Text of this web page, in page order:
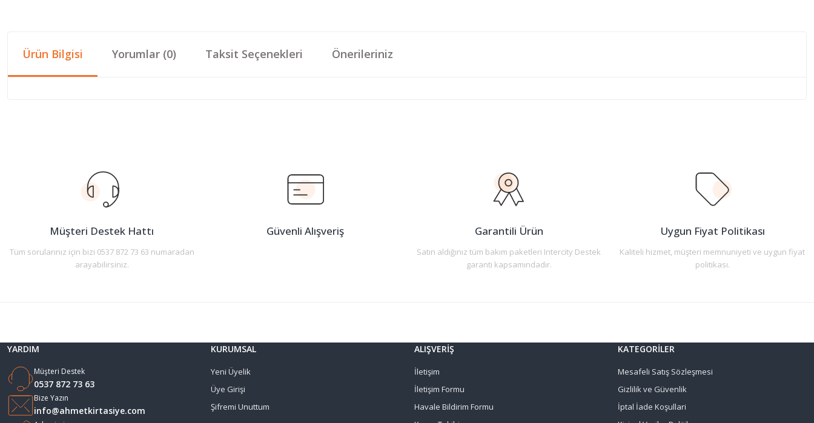
Ürün Bilgisi Yorumlar (0) Taksit Seçenekleri Önerileriniz
Ürün açıklamasında eksik bilgiler bulunuyor.
Ürün bilgilerinde hatalar bulunuyor.
Bu ürüne benzer farklı alternatifler olmalı.
Müşteri Destek Hattı
Tüm sorularınız için bizi 0537 872 73 63 numaradan
arayabilirsiniz.
Güvenli Alışveriş Garantili Ürün
Satın aldığınız tüm bakım paketleri Intercity Destek
garanti kapsamındadır.
Uygun Fiyat Politikası
Kaliteli hizmet, müşteri memnuniyeti ve uygun fiyat
politikası.
YARDIM
Müşteri Destek
0537 872 73 63
Bize Yazın
info@ahmetkirtasiye.com
KURUMSAL
Yeni Üyelik
Üye Girişi
Şifremi Unuttum
ALIŞVERİŞ
İletişim
İletişim Formu
Havale Bildirim Formu
KATEGORİLER
Mesafeli Satış Sözleşmesi
Gizlilik ve Güvenlik
İptal İade Koşullari